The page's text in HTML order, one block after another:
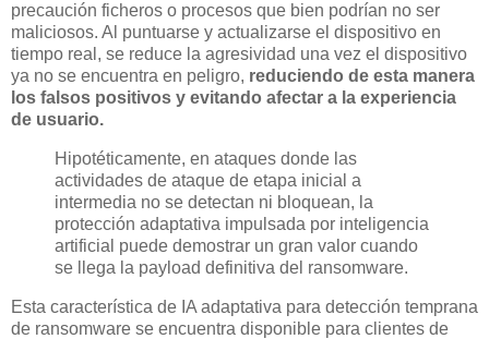
precaución ficheros o procesos que bien podrían no ser
maliciosos. Al puntuarse y actualizarse el dispositivo en
tiempo real, se reduce la agresividad una vez el dispositivo
ya no se encuentra en peligro, reduciendo de esta manera
los falsos positivos y evitando afectar a la experiencia
de usuario.
Hipotéticamente, en ataques donde las
actividades de ataque de etapa inicial a
intermedia no se detectan ni bloquean, la
protección adaptativa impulsada por inteligencia
artificial puede demostrar un gran valor cuando
se llega la payload definitiva del ransomware.
Esta característica de IA adaptativa para detección temprana
de ransomware se encuentra disponible para clientes de